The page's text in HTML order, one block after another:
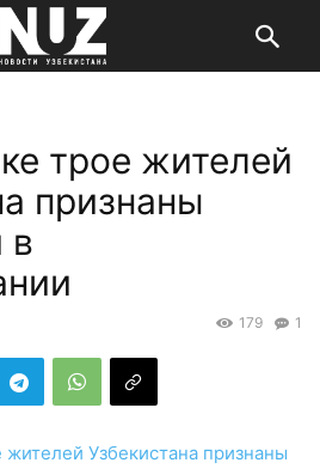
трое жителей
признаны
в
1
179